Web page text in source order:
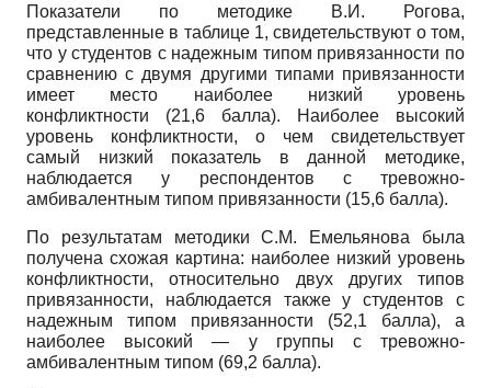
Показатели по методике В.И. Рогова,
представленные в таблице 1, свидетельствуют о том,
что у студентов с надежным типом привязанности по
сравнению с двумя другими типами привязанности
имеет место наиболее низкий уровень
конфликтности (21,6 балла). Наиболее высокий
уровень конфликтности, о чем свидетельствует
самый низкий показатель в данной методике,
наблюдается у респондентов с тревожно-
амбивалентным типом привязанности (15,6 балла).
По результатам методики С.М. Еме­льянова была
получена схожая картина: наиболее низкий уровень
конфликтности, относительно двух других типов
привязанности, наблюдается также у студентов с
надежным типом привязанности (52,1 балла), а
наиболее высокий — у группы с тревожно-
амбивалентным типом (69,2 балла).